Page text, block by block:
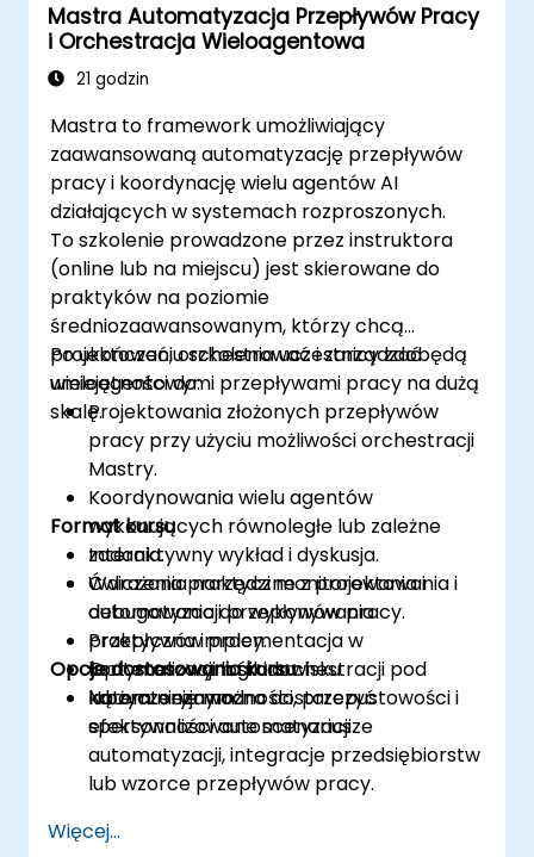
Mastra Automatyzacja Przepływów Pracy
i Orchestracja Wieloagentowa
21 godzin
Mastra to framework umożliwiający
zaawansowaną automatyzację przepływów
pracy i koordynację wielu agentów AI
działających w systemach rozproszonych.
To szkolenie prowadzone przez instruktora
(online lub na miejscu) jest skierowane do
praktyków na poziomie
średniozaawansowanym, którzy chcą
projektować, orchestrować i zarządzać
wieloagentowymi przepływami pracy na dużą
skalę.
Po ukończeniu szkolenia uczestnicy zdobędą
umiejętności do:
Projektowania złożonych przepływów
pracy przy użyciu możliwości orchestracji
Mastry.
Koordynowania wielu agentów
wykonujących równoległe lub zależne
zadania.
Wdrażania narzędzi monitorowania i
debugowania do wykonywania
przepływów pracy.
Optymalizacji logiki orchestracji pod
kątem niezawodności, przepustowości i
efektywności automatyzacji.
Format kursu
Interaktywny wykład i dyskusja.
Ćwiczenia praktyczne z projektowania i
automatyzacji przepływów pracy.
Praktyczna implementacja w
kontenerowym środowisku
laboratoryjnym.
Opcje dostosowania kursu
Na życzenie można dostarczyć
spersonalizowane scenariusze
automatyzacji, integracje przedsiębiorstw
lub wzorce przepływów pracy.
Więcej...